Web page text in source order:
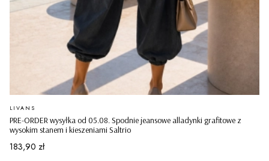
PRE-ORDER wysyłka od 05.08. Spodnie jeansowe alladynki grafitowe z
wysokim stanem i kieszeniami Saltrio
PRODUCENT
LIVANS
Cena
183,90 zł